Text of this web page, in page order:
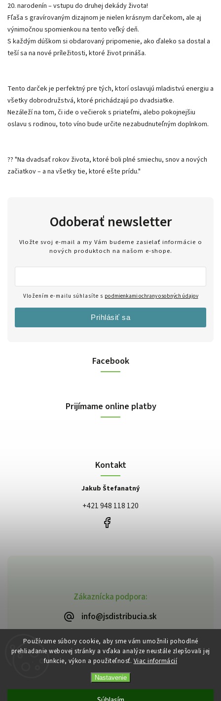
Používame súbory cookie, aby sme vám umožnili pohodlné
prehliadanie webovej stránky a vďaka analýze neustále zlepšovali jej
funkcie, výkon a použiteľnosť. Viac informácií
Nastavenie
20. narodenín – vstupu do druhej dekády života!
Fľaša s gravírovaným dizajnom je nielen krásnym darčekom, ale aj
výnimočnou spomienkou na tento veľký deň.
S každým dúškom si obdarovaný pripomenie, ako ďaleko sa dostal a
teší sa na nové príležitosti, ktoré život prináša.
Tento darček je perfektný pre tých, ktorí oslavujú mladistvú energiu a
všetky dobrodružstvá, ktoré prichádzajú po dvadsiatke.
Nezáleží na tom, či ide o večierok s priateľmi, alebo pokojnejšiu
oslavu s rodinou, toto víno bude určite nezabudnuteľným doplnkom.
?? "Na dvadsať rokov života, ktoré boli plné smiechu, snov a nových
začiatkov – a na všetky tie, ktoré ešte prídu."
Zákaznícka podpora:
info@jsdistribucia.sk
Facebook
Prijímame online platby
Kontakt
Jakub Štefanatný
+421 948 118 120
Odoberať newsletter
Vložte svoj e-mail a my Vám budeme zasielať informácie o
nových produktoch na našom e-shope.
Vložením e-mailu súhlasíte s podmienkami ochrany osobných údajov
Prihlásiť sa
Copyright 2026 J.Š. Distribúcia. Všetky práva vyhradené.
VytvořilShoptet| Design